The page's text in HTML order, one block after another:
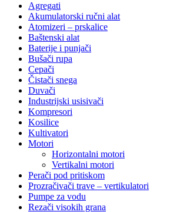
Agregati
Akumulatorski ručni alat
Atomizeri – prskalice
Baštenski alat
Baterije i punjači
Bušači rupa
Cepači
Čistači snega
Duvači
Industrijski usisivači
Kompresori
Kosilice
Kultivatori
Motori
Horizontalni motori
Vertikalni motori
Perači pod pritiskom
Prozračivači trave – vertikulatori
Pumpe za vodu
Rezači visokih grana